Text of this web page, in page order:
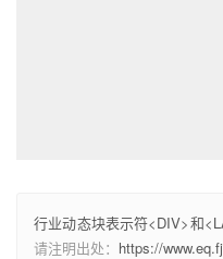
行业动态块表示符<DIV>和
请注明出处： https://